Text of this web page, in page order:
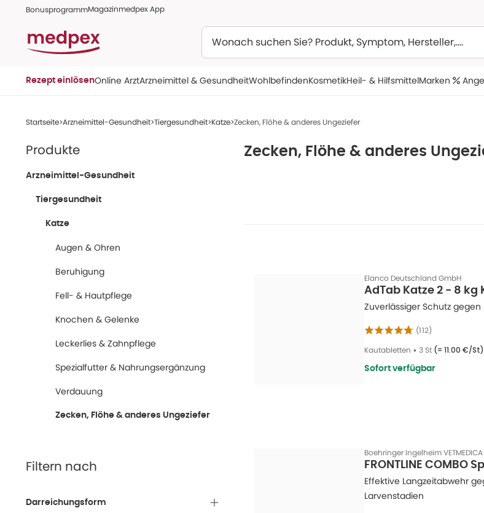
BonusprogrammMagazinmedpex App
Rezept einlösenOnline ArztArzneimittel & GesundheitWohlbefindenKosmetikHeil- & HilfsmittelMarken
Startseite Arzneimittel-Gesundheit Tiergesundheit Katze Zecken, Flöhe & anderes Ungeziefer
Zecken, Flöhe & anderes
Produkte
Arzneimittel-Gesundheit
Tiergesundheit
Katze
Augen & Ohren
Beruhigung
Fell- & Hautpflege
Knochen & Gelenke
Leckerlies & Zahnpflege
Spezialfutter & Nahrungsergänzung
Verdauung
Zecken, Flöhe & anderes Ungeziefer
Filtern nach
Darreichungsform
Elanco Deutschland GmbH
AdTab Katze 2 - 8 kg
Zuverlässiger Schutz
(112)
Kautabletten • 3 St (= 11.00 €/St)
Sofort verfügbar
Boehringer Ingelheim
FRONTLINE COMBO
Effektive Langzeitabwehr
Larvenstadien